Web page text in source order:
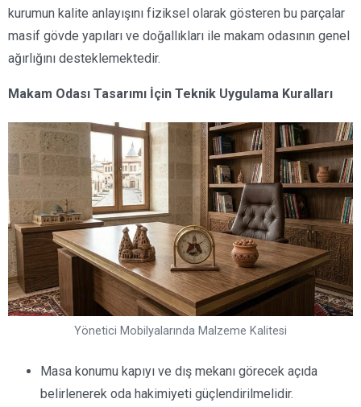
kurumun kalite anlayışını fiziksel olarak gösteren bu parçalar
masif gövde yapıları ve doğallıkları ile makam odasının genel
ağırlığını desteklemektedir.
Makam Odası Tasarımı İçin Teknik Uygulama Kuralları
Yönetici Mobilyalarında Malzeme Kalitesi
Masa konumu kapıyı ve dış mekanı görecek açıda
belirlenerek oda hakimiyeti güçlendirilmelidir.